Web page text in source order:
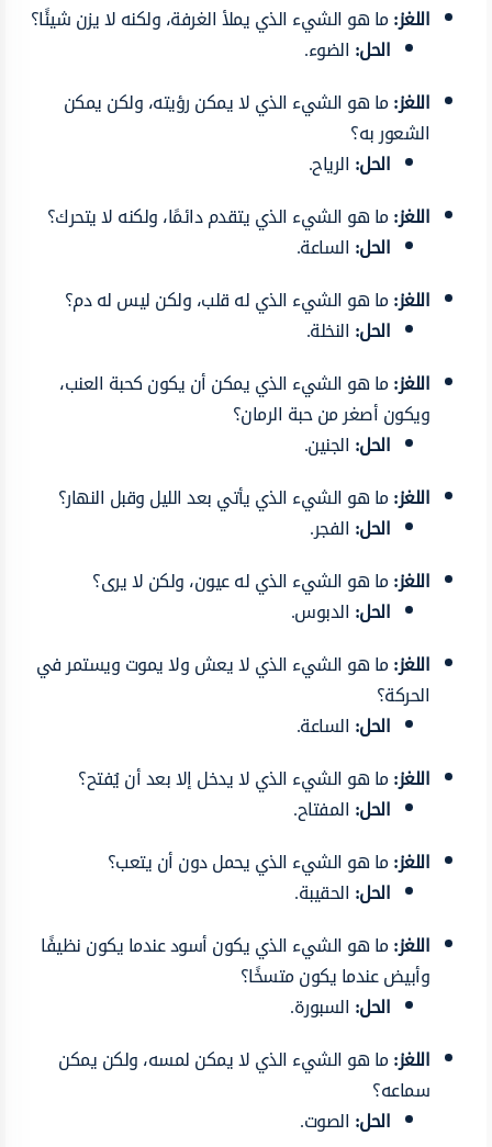
اللغز:ما هو الشيء الذي يملأ الغرفة، ولكنه لا يزن شيئًا؟
الحل: الضوء.
اللغز:ما هو الشيء الذي لا يمكن رؤيته، ولكن يمكن
الشعور به؟
الحل: الرياح.
اللغز:ما هو الشيء الذي يتقدم دائمًا، ولكنه لا يتحرك؟
الحل: الساعة.
اللغز:ما هو الشيء الذي له قلب، ولكن ليس له دم؟
الحل: النخلة.
اللغز:ما هو الشيء الذي يمكن أن يكون كحبة العنب،
ويكون أصغر من حبة الرمان؟
الحل: الجنين.
اللغز:ما هو الشيء الذي يأتي بعد الليل وقبل النهار؟
الحل: الفجر.
اللغز:ما هو الشيء الذي له عيون، ولكن لا يرى؟
الحل: الدبوس.
اللغز:ما هو الشيء الذي لا يعش ولا يموت ويستمر في
الحركة؟
الحل: الساعة.
اللغز:ما هو الشيء الذي لا يدخل إلا بعد أن يُفتح؟
الحل: المفتاح.
اللغز:ما هو الشيء الذي يحمل دون أن يتعب؟
الحل: الحقيبة.
اللغز:ما هو الشيء الذي يكون أسود عندما يكون نظيفًا
وأبيض عندما يكون متسخًا؟
الحل: السبورة.
اللغز:ما هو الشيء الذي لا يمكن لمسه، ولكن يمكن
سماعه؟
الحل: الصوت.